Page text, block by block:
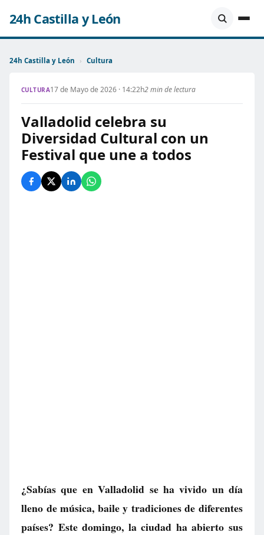
24h Castilla y León
24h Castilla y León › Cultura
CULTURA17 de Mayo de 2026 · 14:22h2 min de lectura
Valladolid celebra su
Diversidad Cultural con un
Festival que une a todos
¿Sabías que en Valladolid se ha vivido un día
lleno de música, baile y tradiciones de diferentes
países? Este domingo, la ciudad ha abierto sus